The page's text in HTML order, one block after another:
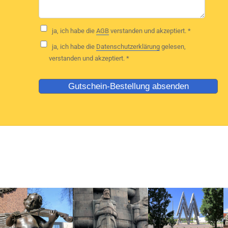
ja, ich habe die AGBverstanden und akzeptiert. *
ja, ich habe die Datenschutzerklärunggelesen,
verstanden und akzeptiert. *